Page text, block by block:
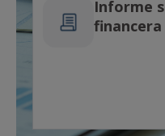
Informe
financera